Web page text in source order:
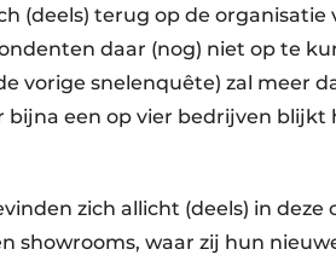
(deels) terug op de
daar (nog) niet op te
vorige snelenquête) zal meer
bijna een op vier bedrijven blijkt
zich allicht (deels) in deze
showrooms, waar zij hun